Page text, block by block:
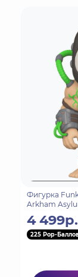
Фигурка
Arkham
4 499р.
225 Pop-